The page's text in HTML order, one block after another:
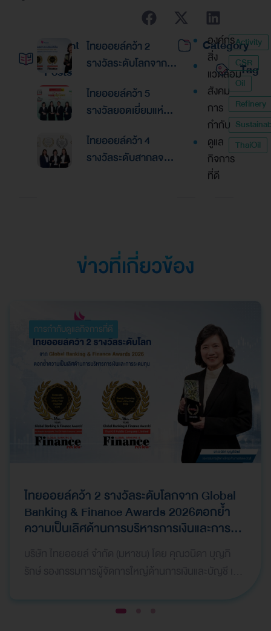
Recent
Posts
ไทยออยล์คว้า 2
รางวัลระดับโลกจาก
Finance Awards
2026ตอกย้ำความเป็น
เลิศด้านการบริหาร
การเงินและการระดม
ทุน
ไทยออยล์คว้า 5
รางวัลยอดเยี่ยมแห่ง
รางวัล “Asian
Excellence Award
ไทยออยล์คว้า 4
รางวัลระดับสากลจาก
Category
องค์กร
สิ่ง
แวดล้อม
สังคม
การ
กำกับ
ดูแล
กิจการ
ที่ดี
Tag
Activity
CSR
Oil
Refinery
ThaiOil
ข่าวที่เกี่ยวข้อง
การกำกับดูแลกิจการที่ดี
ไทยออยล์คว้า 2 รางวัลระดับโลกจาก Global
Banking & Finance Awards 2026ตอกย้ำ
ความเป็นเลิศด้านการบริหารการเงินและการ